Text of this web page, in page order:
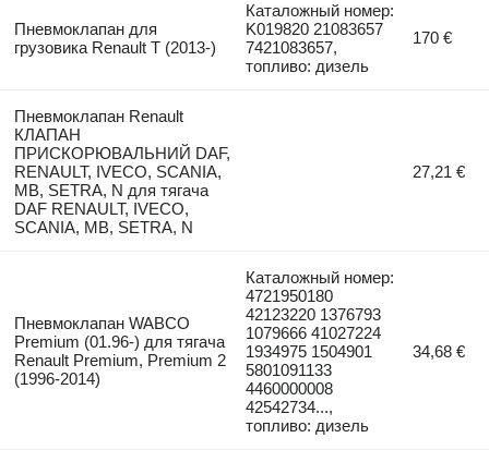
Пневмоклапан для
грузовика Renault T (2013-)
Каталожный номер:
K019820 21083657
7421083657,
топливо: дизель
170 €
Пневмоклапан Renault
КЛАПАН
ПРИСКОРЮВАЛЬНИЙ DAF,
RENAULT, IVECO, SCANIA,
MB, SETRA, N для тягача
DAF RENAULT, IVECO,
SCANIA, MB, SETRA, N
27,21 €
Пневмоклапан WABCO
Premium (01.96-) для тягача
Renault Premium, Premium 2
(1996-2014)
Каталожный номер:
4721950180
42123220 1376793
1079666 41027224
1934975 1504901
5801091133
4460000008
42542734...,
топливо: дизель
34,68 €